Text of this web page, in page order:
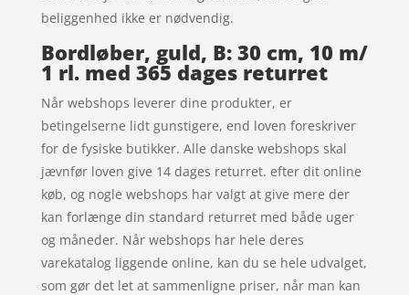
beliggenhed ikke er nødvendig.
Bordløber, guld, B: 30 cm, 10 m/
1 rl. med 365 dages returret
Når webshops leverer dine produkter, er
betingelserne lidt gunstigere, end loven foreskriver
for de fysiske butikker. Alle danske webshops skal
jævnfør loven give 14 dages returret. efter dit online
køb, og nogle webshops har valgt at give mere der
kan forlænge din standard returret med både uger
og måneder. Når webshops har hele deres
varekatalog liggende online, kan du se hele udvalget,
som gør det let at sammenligne priser, når man kan